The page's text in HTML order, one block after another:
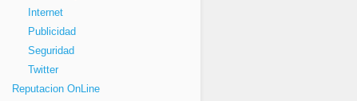
Internet
Publicidad
Seguridad
Twitter
Reputacion OnLine